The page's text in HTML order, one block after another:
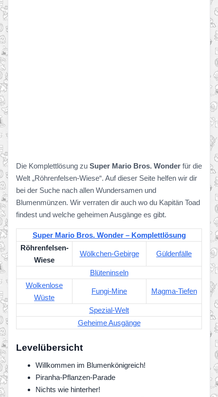
Die Komplettlösung zu Super Mario Bros. Wonder für die
Welt „Röhrenfelsen-Wiese“. Auf dieser Seite helfen wir dir
bei der Suche nach allen Wundersamen und
Blumenmünzen. Wir verraten dir auch wo du Kapitän Toad
findest und welche geheimen Ausgänge es gibt.
Super Mario Bros. Wonder – Komplettlösung
Röhrenfelsen-
Wiese
Wölkchen-Gebirge Güldenfälle
Blüteninseln
Wolkenlose
Wüste
Fungi-Mine Magma-Tiefen
Spezial-Welt
Geheime Ausgänge
Levelübersicht
Willkommen im Blumenkönigreich!
Piranha-Pflanzen-Parade
Nichts wie hinterher!